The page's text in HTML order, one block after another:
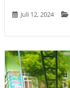
Juli 12, 2024